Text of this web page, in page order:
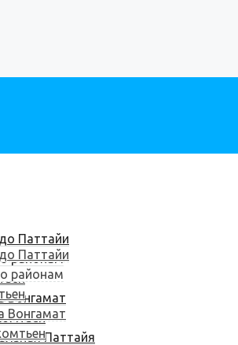
Паттайи
районам
Вонгамат
Паттайя
Паттайи
районам
Вонгамат